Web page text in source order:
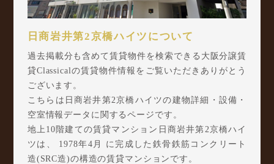
日商岩井第2京橋ハイツについて
過去掲載分も含めて賃貸物件を検索できる大阪分譲賃
貸Classicalの賃貸物件情報をご覧いただきありがとう
ございます。
こちらは日商岩井第2京橋ハイツの建物詳細・設備・
空室情報データに関するページです。
地上10階建ての賃貸マンション日商岩井第2京橋ハイ
ツは、 1978年4月 に完成した鉄骨鉄筋コンクリート
造(SRC造)の構造の賃貸マンションです。